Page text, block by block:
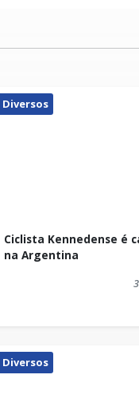
Diversos
Ciclista Kennedense é
na Argentina
Diversos